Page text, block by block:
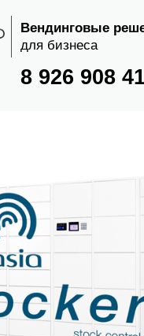
8 926 908 41 58
Вендинговые решения
для бизнеса